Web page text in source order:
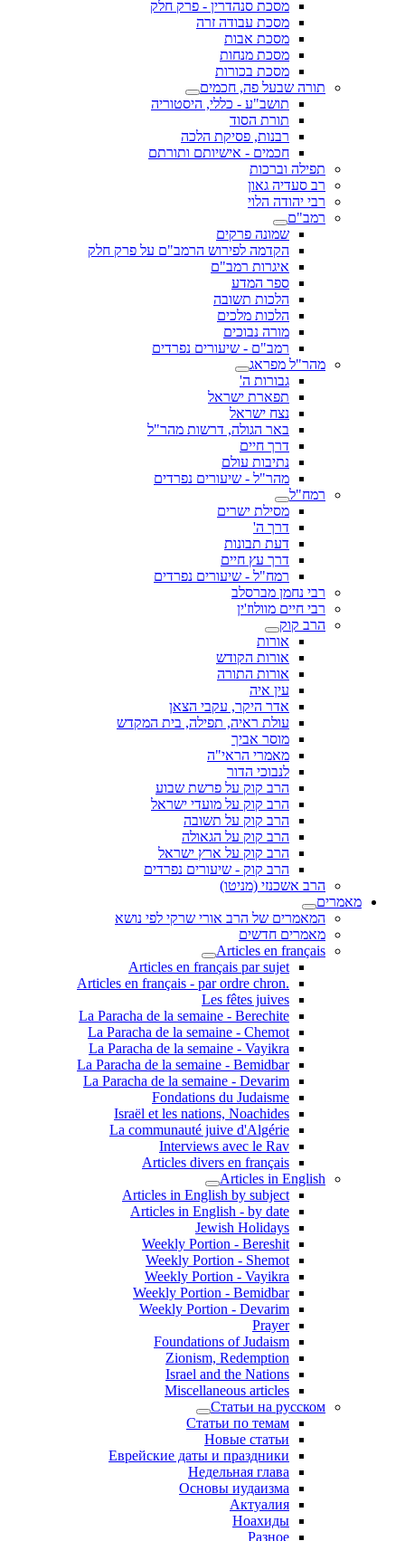
מסכת סנהדרין - פרק חלק
מסכת עבודה זרה
מסכת אבות
מסכת מנחות
מסכת בכורות
תורה שבעל פה, חכמים
תושב"ע - כללי, היסטוריה
תורת הסוד
רבנות, פסיקת הלכה
חכמים - אישיותם ותורתם
תפילה וברכות
רב סעדיה גאון
רבי יהודה הלוי
רמב"ם
שמונה פרקים
הקדמה לפירוש הרמב"ם על פרק חלק
איגרות רמב"ם
ספר המדע
הלכות תשובה
הלכות מלכים
מורה נבוכים
רמב"ם - שיעורים נפרדים
מהר"ל מפראג
גבורות ה'
תפארת ישראל
נצח ישראל
באר הגולה, דרשות מהר"ל
דרך חיים
נתיבות עולם
מהר"ל - שיעורים נפרדים
רמח"ל
מסילת ישרים
דרך ה'
דעת תבונות
דרך עץ חיים
רמח"ל - שיעורים נפרדים
רבי נחמן מברסלב
רבי חיים מוולוז'ין
הרב קוק
אורות
אורות הקודש
אורות התורה
עין איה
אדר היקר, עקבי הצאן
עולת ראיה, תפילה, בית המקדש
מוסר אביך
מאמרי הראי"ה
לנבוכי הדור
הרב קוק על פרשת שבוע
הרב קוק על מועדי ישראל
הרב קוק על תשובה
הרב קוק על הגאולה
הרב קוק על ארץ ישראל
הרב קוק - שיעורים נפרדים
הרב אשכנזי (מניטו)
מאמרים
המאמרים של הרב אורי שרקי לפי נושא
מאמרים חדשים
Articles en français
Articles en français par sujet
.Articles en français - par ordre chron
Les fêtes juives
La Paracha de la semaine - Berechite
La Paracha de la semaine - Chemot
La Paracha de la semaine - Vayikra
La Paracha de la semaine - Bemidbar
La Paracha de la semaine - Devarim
Fondations du Judaisme
Israël et les nations, Noachides
La communauté juive d'Algérie
Interviews avec le Rav
Articles divers en français
Articles in English
Articles in English by subject
Articles in English - by date
Jewish Holidays
Weekly Portion - Bereshit
Weekly Portion - Shemot
Weekly Portion - Vayikra
Weekly Portion - Bemidbar
Weekly Portion - Devarim
Prayer
Foundations of Judaism
Zionism, Redemption
Israel and the Nations
Miscellaneous articles
Статьи на русском
Статьи по темам
Новые статьи
Еврейские даты и праздники
Недельная глава
Основы иудаизма
Актуалия
Ноахиды
Разное